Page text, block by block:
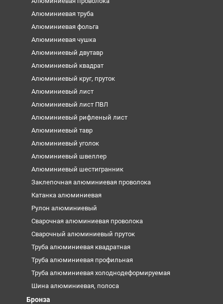
Алюминиевая труба
Алюминиевая фольга
Алюминиевая чушка
Алюминиевый двутавр
Алюминиевый квадрат
Алюминиевый круг, пруток
Алюминиевый лист
Алюминиевый лист ПВЛ
Алюминиевый рифленый лист
Алюминиевый тавр
Алюминиевый уголок
Алюминиевый швеллер
Алюминиевый шестигранник
Заклепочная алюминиевая проволока
Катанка алюминиевая
Рулон алюминиевый
Сварочная алюминиевая проволока
Сварочный алюминиевый пруток
Труба алюминиевая квадратная
Труба алюминиевая профильная
Труба алюминиевая холоднодеформируемая
Шина алюминиевая, полоса
Бронза